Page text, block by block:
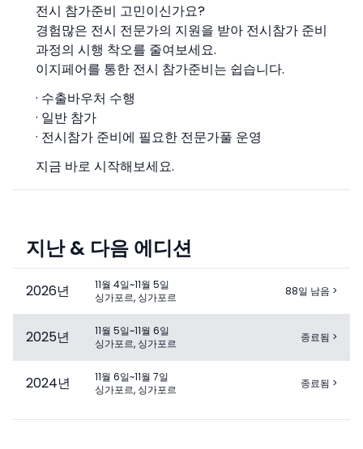
전시 참가준비 고민이신가요?
경험많은 전시 전문가의 지원을 받아 전시참가 준비
과정의 시행 착오를 줄여보세요.
이지페어를 통한 전시 참가준비는 쉽습니다.
· 수출바우처 수행
· 일반 참가
· 전시참가 준비에 필요한 전문가풀 운영
지금 바로 시작해보세요.
지난 & 다음 에디션
2026년
11월 4일~11월 5일
싱가포르, 싱가포르
88일 남음 >
2025년
11월 5일~11월 6일
싱가포르, 싱가포르
종료됨 >
2024년
11월 6일~11월 7일
싱가포르, 싱가포르
종료됨 >